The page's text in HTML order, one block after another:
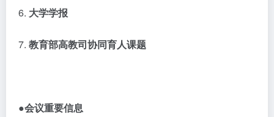
6. 大学学报
7. 教育部高教司协同育人课题
●会议重要信息